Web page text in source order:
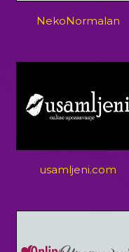
NekoNormalan
usamljeni.com